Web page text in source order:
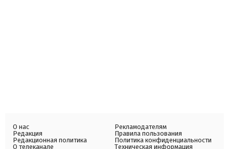
О нас
Редакция
Редакционная политика
О телеканале
Рекламодателям
Правила пользования
Политика конфиденциальности
Техническая информация